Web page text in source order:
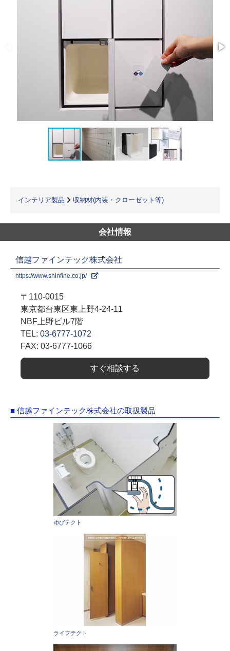
インテリア製品 収納材(内装・クローゼット等)
会社情報
信越ファインテック株式会社
https://www.shinfine.co.jp/
〒110-0015
東京都台東区東上野4-24-11
NBF上野ビル7階
TEL: 03-6777-1072
FAX: 03-6777-1066
すぐ相談する
■ 信越ファインテック株式会社の取扱製品
ゆびテクト
ライフテクト